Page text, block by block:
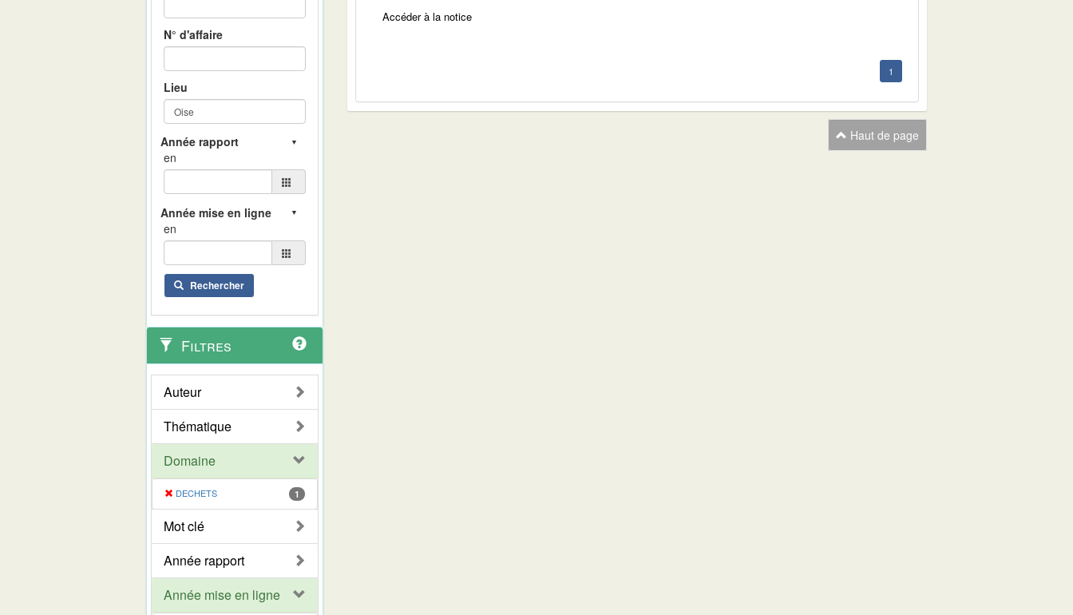
N° d'affaire
Lieu
en
en
Rechercher
Filtres
Auteur
Thématique
Domaine
DECHETS 1
Mot clé
Année rapport
Année mise en ligne
Accéder à la notice
1
Haut de page